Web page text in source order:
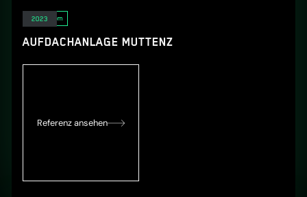
Solarstrom
AUFDACHANLAGE MUTTENZ
Referenz ansehen
2023